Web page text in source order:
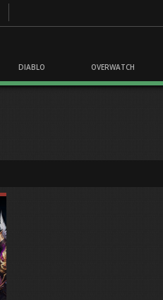
DIABLO OVERWATCH